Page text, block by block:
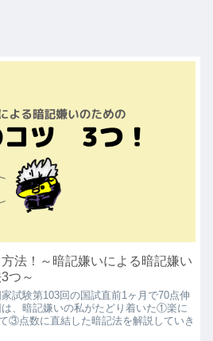
法！～暗記嫌いによる暗記嫌い
つ～
試験第103回の国試直前1ヶ月で70点伸
、暗記嫌いの私がたどり着いた①楽に
③点数に直結した暗記法を解説していき